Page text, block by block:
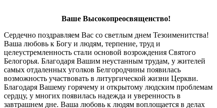
Ваше Высокопреосвященство!
Сердечно поздравляем Вас со светлым днем Тезоименитства!
Ваша любовь к Богу и людям, терпение, труд и
целеустремленность стали основой возрождения Святого
Белогорья. Благодаря Вашим неустанным трудам, у жителей
самых отдаленных уголков Белгородчины появилась
возможность участвовать в литургической жизни Церкви.
Благодаря Вашему горячему и открытому людским проблемам
сердцу, у многих появилась надежда и уверенность в
завтрашнем дне. Ваша любовь к людям воплощается в делах